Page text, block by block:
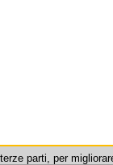
parti, per